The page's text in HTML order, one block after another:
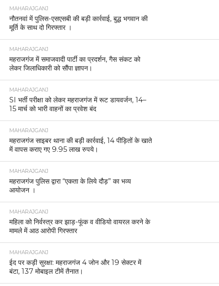
MAHARAJGANJ
नौतनवां में पुलिस-एसएसबी की बड़ी कार्रवाई, बुद्ध भगवान की
मूर्ति के साथ दो गिरफ्तार ।
MAHARAJGANJ
महराजगंज में समाजवादी पार्टी का प्रदर्शन, गैस संकट को
लेकर जिलाधिकारी को सौंपा ज्ञापन।
MAHARAJGANJ
SI भर्ती परीक्षा को लेकर महराजगंज में रूट डायवर्जन, 14–
15 मार्च को भारी वाहनों का प्रवेश बंद
MAHARAJGANJ
महराजगंज साइबर थाना की बड़ी कार्रवाई, 14 पीड़ितों के खाते
में वापस कराए गए 9.95 लाख रुपये।
MAHARAJGANJ
महराजगंज पुलिस द्वारा “एकता के लिये दौड़” का भव्य
आयोजन ।
MAHARAJGANJ
महिला को निर्वस्त्र कर झाड़-फूंक व वीडियो वायरल करने के
मामले में आठ आरोपी गिरफ्तार
MAHARAJGANJ
ईद पर कड़ी सुरक्षा: महराजगंज 4 जोन और 19 सेक्टर में
बंटा, 137 मोबाइल टीमें तैनात।